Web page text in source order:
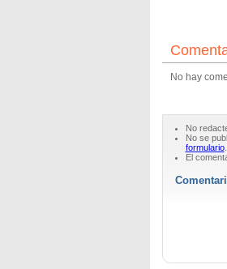
No hay
No
No se
formulario.
El